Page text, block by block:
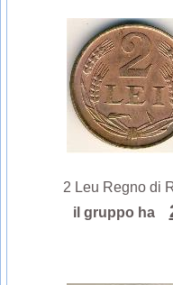
2 Leu Regno di
il gruppo ha